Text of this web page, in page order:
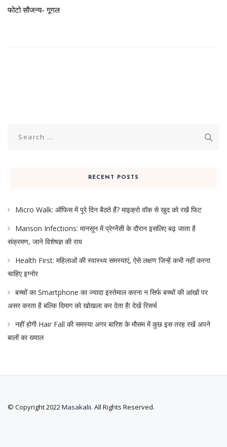
फोटो सौजन्य- गूगल
RECENT POSTS
Micro Walk: ऑफिस में पूरे दिन बैठते हैं? माइक्रो वॉक से खुद को रखें फिट
Manson Infections: मानसून में प्रेग्नेंसी के दौरान इसलिए बढ़ जाता है
संक्रमण, जाने विशेषज्ञ की राय
Health First: महिलाओं की स्वास्थ्य समस्याएं, ऐसे लक्षण जिन्हें कभी नहीं करना
चाहिए इग्नोर
बच्चों का Smartphone का ज्यादा इस्तेमाल करना न सिर्फ बच्चों की आंखों पर
असर करता है बल्कि दिमाग को खोखला कर देता है! देखें रिसर्च
नहीं होगी Hair Fall की समस्या अगर बारिश के मौसम में कुछ इस तरह रखें अपने
बालों का ख्याल
© Copyright 2022Masakalii. All Rights Reserved.